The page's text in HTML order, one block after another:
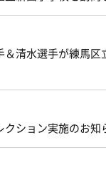
＆清水選手が練馬
クション実施のお知